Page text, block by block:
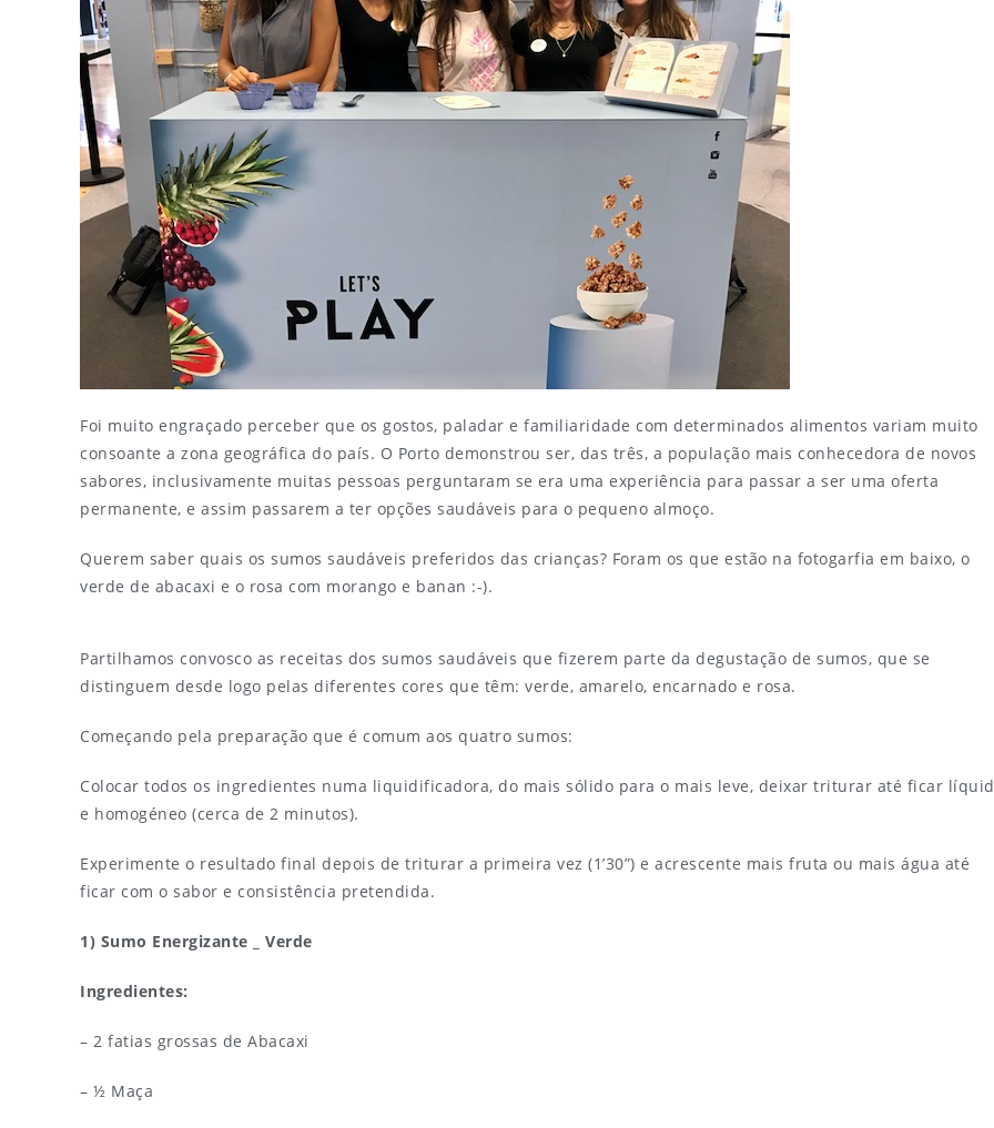
Foi muito engraçado perceber que os gostos, paladar e familiaridade com determinados alimentos variam muito
consoante a zona geográfica do país. O Porto demonstrou ser, das três, a população mais conhecedora de novos
sabores, inclusivamente muitas pessoas perguntaram se era uma experiência para passar a ser uma oferta
permanente, e assim passarem a ter opções saudáveis para o pequeno almoço.
Querem saber quais os sumos saudáveis preferidos das crianças? Foram os que estão na fotogarfia em baixo, o
verde de abacaxi e o rosa com morango e banan :-).
Partilhamos convosco as receitas dos sumos saudáveis que fizerem parte da degustação de sumos, que se
distinguem desde logo pelas diferentes cores que têm: verde, amarelo, encarnado e rosa.
Começando pela preparação que é comum aos quatro sumos:
Colocar todos os ingredientes numa liquidificadora, do mais sólido para o mais leve, deixar triturar até ficar
e homogéneo (cerca de 2 minutos).
Experimente o resultado final depois de triturar a primeira vez (1’30”) e acrescente mais fruta ou mais água até
ficar com o sabor e consistência pretendida.
1) Sumo Energizante _ Verde
Ingredientes:
– 2 fatias grossas de Abacaxi
– ½ Maça